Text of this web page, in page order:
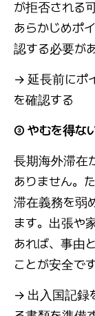
が拒否される
あらかじめポ
認する必要が
→ 延長前にポ
を確認する
③ やむを得な
長期海外滞在
ありません。
滞在義務を弱
ます。出張や
あれば、事由
ことが安全です
→ 出入国記録